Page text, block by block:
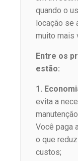
quando o
locação se
muito mais
Entre os
estão:
1.
evita a
Você paga
o que
custos;